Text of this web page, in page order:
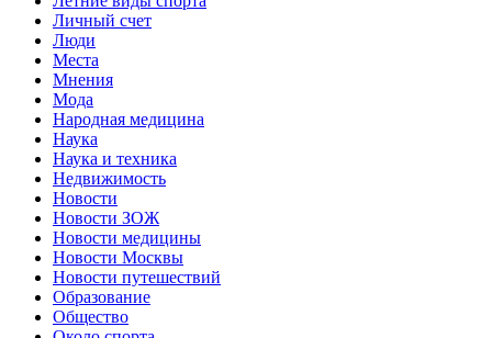
Личный счет
Люди
Места
Мнения
Мода
Народная медицина
Наука
Наука и техника
Недвижимость
Новости
Новости ЗОЖ
Новости медицины
Новости Москвы
Новости путешествий
Образование
Общество